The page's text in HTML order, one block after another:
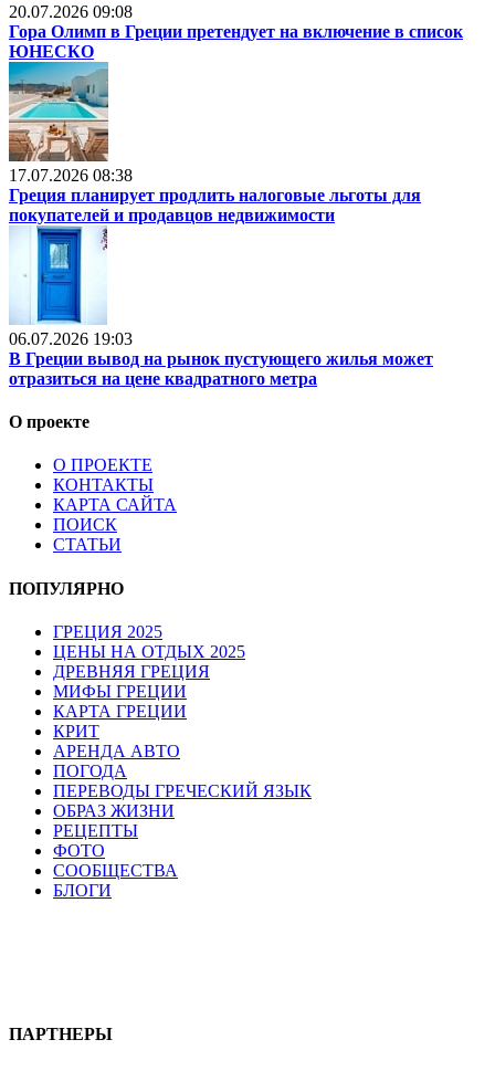
20.07.2026 09:08
Гора Олимп в Греции претендует на включение в список
ЮНЕСКО
17.07.2026 08:38
Греция планирует продлить налоговые льготы для
покупателей и продавцов недвижимости
06.07.2026 19:03
В Греции вывод на рынок пустующего жилья может
отразиться на цене квадратного метра
О проекте
О ПРОЕКТЕ
КОНТАКТЫ
КАРТА САЙТА
ПОИСК
СТАТЬИ
ПОПУЛЯРНО
ГРЕЦИЯ 2025
ЦЕНЫ НА ОТДЫХ 2025
ДРЕВНЯЯ ГРЕЦИЯ
МИФЫ ГРЕЦИИ
КАРТА ГРЕЦИИ
КРИТ
АРЕНДА АВТО
ПОГОДА
ПЕРЕВОДЫ ГРЕЧЕСКИЙ ЯЗЫК
ОБРАЗ ЖИЗНИ
РЕЦЕПТЫ
ФОТО
СООБЩЕСТВА
БЛОГИ
ПАРТНЕРЫ